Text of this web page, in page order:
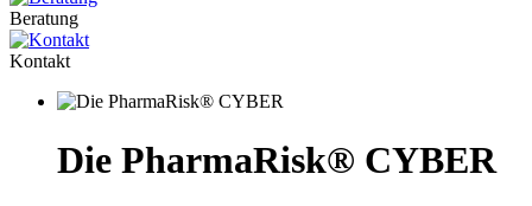
Beratung
Kontakt
Die PharmaRisk® CYBER